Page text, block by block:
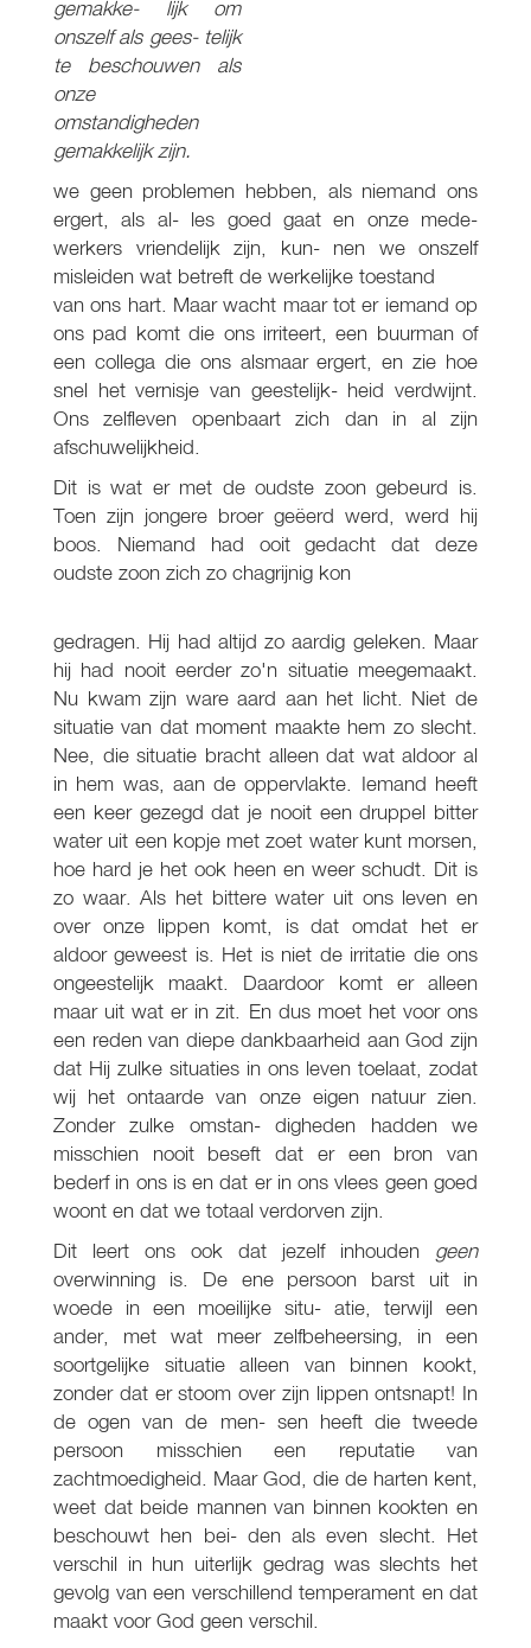
gemakke- lijk om
onszelf als gees- telijk
te beschouwen als
onze
omstandigheden
gemakkelijk zijn.
we geen problemen hebben, als niemand ons
ergert, als al- les goed gaat en onze mede-
werkers vriendelijk zijn, kun- nen we onszelf
misleiden wat betreft de werkelijke toestand
van ons hart. Maar wacht maar tot er iemand op
ons pad komt die ons irriteert, een buurman of
een collega die ons alsmaar ergert, en zie hoe
snel het vernisje van geestelijk- heid verdwijnt.
Ons zelfleven openbaart zich dan in al zijn
afschuwelijkheid.
Dit is wat er met de oudste zoon gebeurd is.
Toen zijn jongere broer geëerd werd, werd hij
boos. Niemand had ooit gedacht dat deze
oudste zoon zich zo chagrijnig kon
gedragen. Hij had altijd zo aardig geleken. Maar
hij had nooit eerder zo'n situatie meegemaakt.
Nu kwam zijn ware aard aan het licht. Niet de
situatie van dat moment maakte hem zo slecht.
Nee, die situatie bracht alleen dat wat aldoor al
in hem was, aan de oppervlakte. Iemand heeft
een keer gezegd dat je nooit een druppel bitter
water uit een kopje met zoet water kunt morsen,
hoe hard je het ook heen en weer schudt. Dit is
zo waar. Als het bittere water uit ons leven en
over onze lippen komt, is dat omdat het er
aldoor geweest is. Het is niet de irritatie die ons
ongeestelijk maakt. Daardoor komt er alleen
maar uit wat er in zit. En dus moet het voor ons
een reden van diepe dankbaarheid aan God zijn
dat Hij zulke situaties in ons leven toelaat, zodat
wij het ontaarde van onze eigen natuur zien.
Zonder zulke omstan- digheden hadden we
misschien nooit beseft dat er een bron van
bederf in ons is en dat er in ons vlees geen goed
woont en dat we totaal verdorven zijn.
Dit leert ons ook dat jezelf inhouden geen
overwinning is. De ene persoon barst uit in
woede in een moeilijke situ- atie, terwijl een
ander, met wat meer zelfbeheersing, in een
soortgelijke situatie alleen van binnen kookt,
zonder dat er stoom over zijn lippen ontsnapt! In
de ogen van de men- sen heeft die tweede
persoon misschien een reputatie van
zachtmoedigheid. Maar God, die de harten kent,
weet dat beide mannen van binnen kookten en
beschouwt hen bei- den als even slecht. Het
verschil in hun uiterlijk gedrag was slechts het
gevolg van een verschillend temperament en dat
maakt voor God geen verschil.